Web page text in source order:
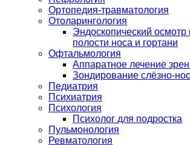
Ортопедия-травматология
Отоларингология
Эндоскопический осмотр
полости носа и гортани
Офтальмология
Аппаратное лечение
Зондирование слёзно-
Педиатрия
Психиатрия
Психология
Психолог для подростка
Пульмонология
Ревматология